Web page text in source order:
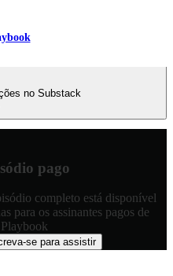
no Substack
pago
completo está disponível
para os assinantes pagos de
se para assistir